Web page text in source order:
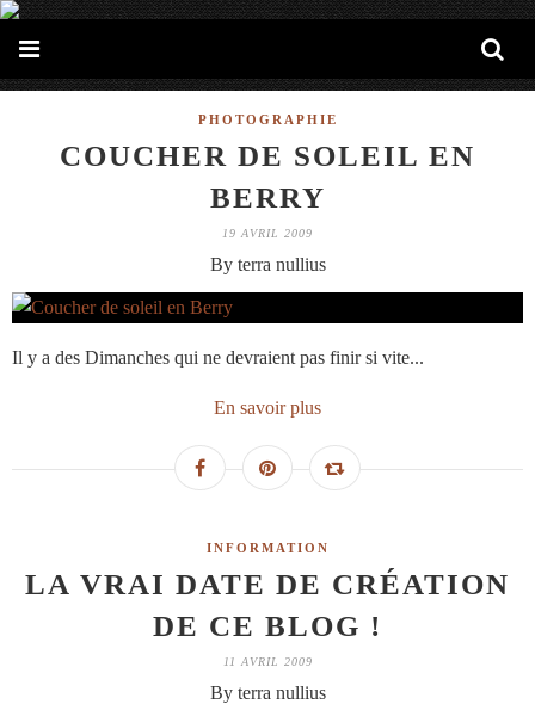
PHOTOGRAPHIE
COUCHER DE SOLEIL EN
BERRY
19 AVRIL 2009
By terra nullius
Il y a des Dimanches qui ne devraient pas finir si vite...
En savoir plus
INFORMATION
LA VRAI DATE DE CRÉATION
DE CE BLOG !
11 AVRIL 2009
By terra nullius